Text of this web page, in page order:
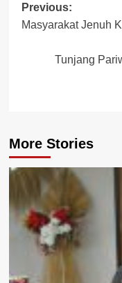
Post
Previous:
Masyarakat Jenuh
Tunjang
More Stories